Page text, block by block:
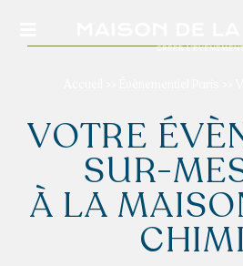
contenuToggle
QUI
NOS
VOTRE
SUR-
À LA